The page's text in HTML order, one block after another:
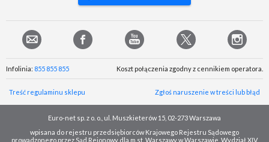
Infolinia: 855 855 855 Koszt połączenia zgodny z cennikiem operatora.
Treść regulaminu sklepu Zgłoś naruszenie w treści lub błąd
Euro-net sp. z o. o., ul. Muszkieterów 15, 02-273 Warszawa
wpisana do rejestru przedsiębiorców Krajowego Rejestru Sądowego
prowadzonego przez Sąd Rejonowy dla m.st. Warszawy w Warszawie, Wydział XIV